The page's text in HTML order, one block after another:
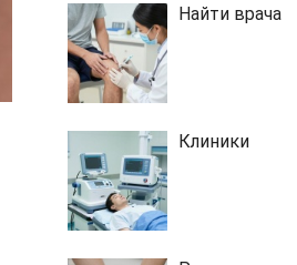
Найти врача
Клиники